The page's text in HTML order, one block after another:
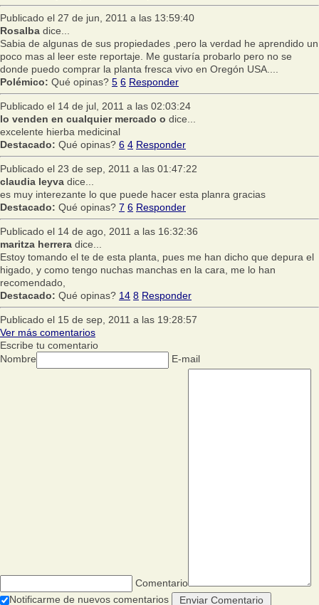
Publicado el 27 de jun, 2011 a las 13:59:40
Rosalba dice...
Sabia de algunas de sus propiedades ,pero la verdad he aprendido un
poco mas al leer este reportaje. Me gustaría probarlo pero no se
donde puedo comprar la planta fresca vivo en Oregón USA....
Polémico: Qué opinas? 5 6 Responder
Publicado el 14 de jul, 2011 a las 02:03:24
lo venden en cualquier mercado o dice...
excelente hierba medicinal
Destacado: Qué opinas? 6 4 Responder
Publicado el 23 de sep, 2011 a las 01:47:22
claudia leyva dice...
es muy interezante lo que puede hacer esta planra gracias
Destacado: Qué opinas? 7 6 Responder
Publicado el 14 de ago, 2011 a las 16:32:36
maritza herrera dice...
Estoy tomando el te de esta planta, pues me han dicho que depura el
higado, y como tengo nuchas manchas en la cara, me lo han
recomendado,
Destacado: Qué opinas? 14 8 Responder
Publicado el 15 de sep, 2011 a las 19:28:57
Ver más comentarios
Escribe tu comentario
Nombre
E-mail
Comentario
Notificarme de nuevos comentarios